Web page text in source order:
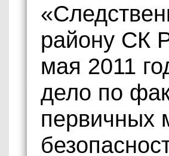
району СК
мая 2011
дело по
первичных